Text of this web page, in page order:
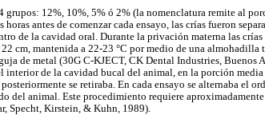
4 grupos: 12%, 10%, 5% ó 2% (la nomenclatura remite al
horas antes de comenzar cada ensayo, las crías fueron
de la cavidad oral. Durante la privación materna las
cm, mantenida a 22-23 °C por medio de una almohadilla
de metal (30G C-KJECT, CK Dental Industries, Buenos
interior de la cavidad bucal del animal, en la porción
se retiraba. En cada ensayo se alternaba el
del animal. Este procedimiento requiere
Specht, Kirstein, & Kuhn, 1989).